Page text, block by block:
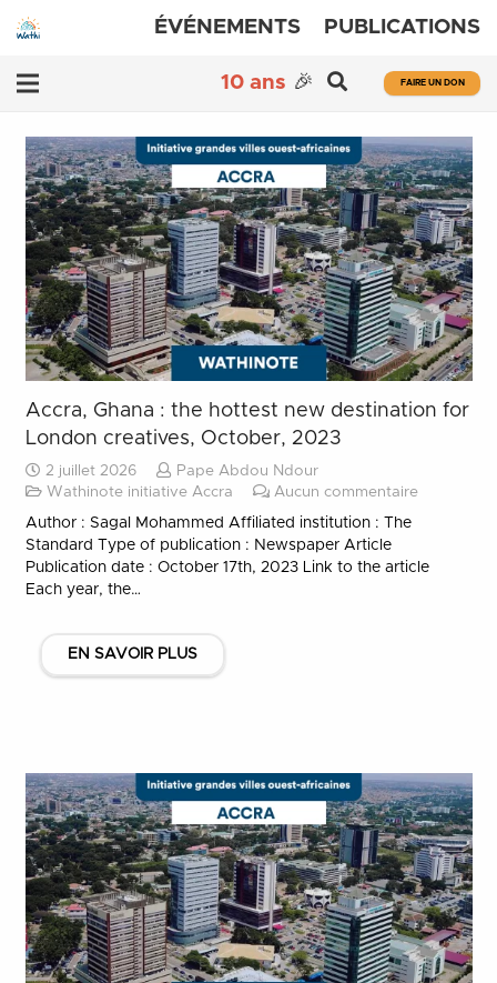
ÉVÉNEMENTS PUBLICATIONS
10 ans 🎉 FAIRE UN DON
Accra, Ghana : the hottest new destination for
London creatives, October, 2023
2 juillet 2026
Pape Abdou Ndour
Wathinote initiative Accra
Aucun commentaire
Author : Sagal Mohammed Affiliated institution : The
Standard Type of publication : Newspaper Article
Publication date : October 17th, 2023 Link to the article
Each year, the…
EN SAVOIR PLUS